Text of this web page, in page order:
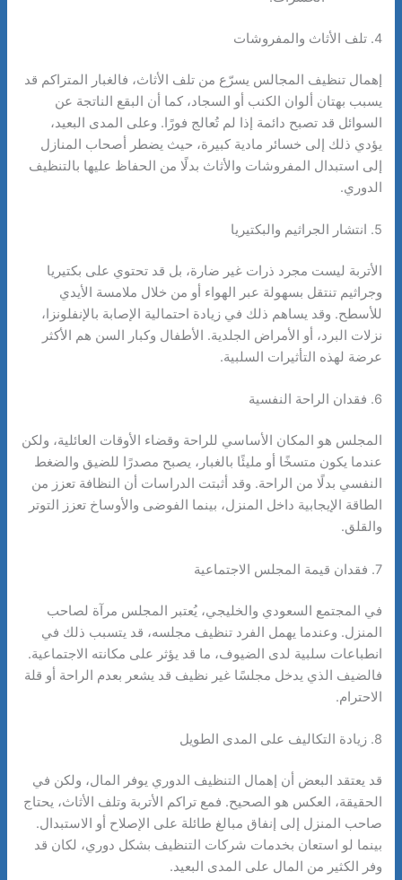
4. تلف الأثاث والمفروشات
إهمال تنظيف المجالس يسرّع من تلف الأثاث، فالغبار المتراكم قد
يسبب بهتان ألوان الكنب أو السجاد، كما أن البقع الناتجة عن
السوائل قد تصبح دائمة إذا لم تُعالج فورًا. وعلى المدى البعيد،
يؤدي ذلك إلى خسائر مادية كبيرة، حيث يضطر أصحاب المنازل
إلى استبدال المفروشات والأثاث بدلًا من الحفاظ عليها بالتنظيف
الدوري.
5. انتشار الجراثيم والبكتيريا
الأتربة ليست مجرد ذرات غير ضارة، بل قد تحتوي على بكتيريا
وجراثيم تنتقل بسهولة عبر الهواء أو من خلال ملامسة الأيدي
للأسطح. وقد يساهم ذلك في زيادة احتمالية الإصابة بالإنفلونزا،
نزلات البرد، أو الأمراض الجلدية. الأطفال وكبار السن هم الأكثر
عرضة لهذه التأثيرات السلبية.
6. فقدان الراحة النفسية
المجلس هو المكان الأساسي للراحة وقضاء الأوقات العائلية، ولكن
عندما يكون متسخًا أو مليئًا بالغبار، يصبح مصدرًا للضيق والضغط
النفسي بدلًا من الراحة. وقد أثبتت الدراسات أن النظافة تعزز من
الطاقة الإيجابية داخل المنزل، بينما الفوضى والأوساخ تعزز التوتر
والقلق.
7. فقدان قيمة المجلس الاجتماعية
في المجتمع السعودي والخليجي، يُعتبر المجلس مرآة لصاحب
المنزل. وعندما يهمل الفرد تنظيف مجلسه، قد يتسبب ذلك في
انطباعات سلبية لدى الضيوف، ما قد يؤثر على مكانته الاجتماعية.
فالضيف الذي يدخل مجلسًا غير نظيف قد يشعر بعدم الراحة أو قلة
الاحترام.
8. زيادة التكاليف على المدى الطويل
قد يعتقد البعض أن إهمال التنظيف الدوري يوفر المال، ولكن في
الحقيقة، العكس هو الصحيح. فمع تراكم الأتربة وتلف الأثاث، يحتاج
صاحب المنزل إلى إنفاق مبالغ طائلة على الإصلاح أو الاستبدال.
بينما لو استعان بخدمات شركات التنظيف بشكل دوري، لكان قد
وفر الكثير من المال على المدى البعيد.